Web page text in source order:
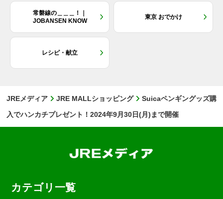
常磐線の＿＿＿！｜
JOBANSEN KNOW
東京 おでかけ
レシピ・献立
JREメディア JRE MALLショッピング
Suicaペンギングッズ購
入でハンカチプレゼント！2024年9月30日(月)まで開催
カテゴリ一覧